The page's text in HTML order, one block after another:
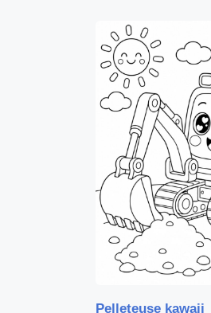
Pelleteuse kawaii